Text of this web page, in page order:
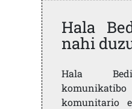
Hala
nahi
Hala
komunitario